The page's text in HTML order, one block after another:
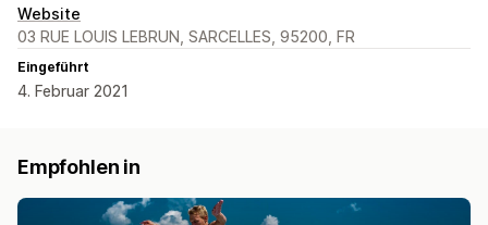
Website
03 RUE LOUIS LEBRUN, SARCELLES, 95200, FR
Eingeführt
4. Februar 2021
Empfohlen in